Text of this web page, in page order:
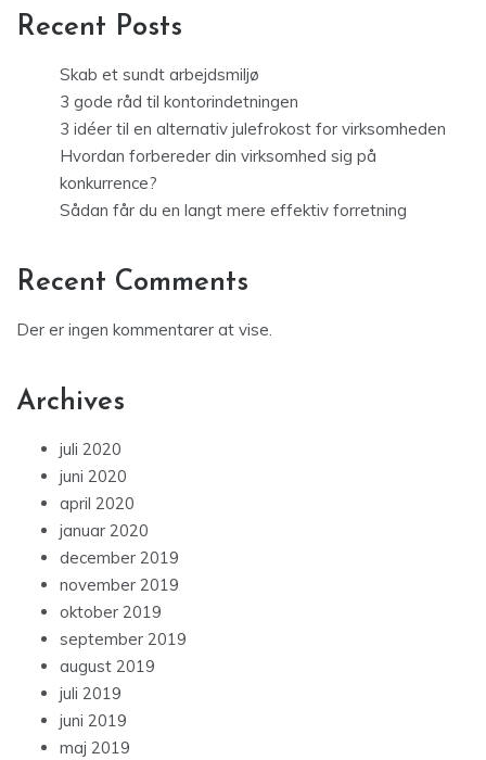
Recent Posts
Skab et sundt arbejdsmiljø
3 gode råd til kontorindetningen
3 idéer til en alternativ julefrokost for virksomheden
Hvordan forbereder din virksomhed sig på
konkurrence?
Sådan får du en langt mere effektiv forretning
Recent Comments
Der er ingen kommentarer at vise.
Archives
juli 2020
juni 2020
april 2020
januar 2020
december 2019
november 2019
oktober 2019
september 2019
august 2019
juli 2019
juni 2019
maj 2019